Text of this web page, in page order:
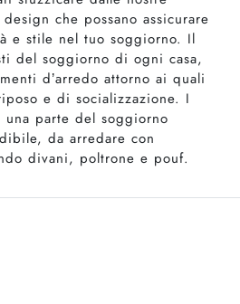
che possano assicurare
e stile nel tuo soggiorno. Il
del soggiorno di ogni casa,
d’arredo attorno ai quali
e di socializzazione. I
una parte del soggiorno
da arredare con
divani, poltrone e pouf.